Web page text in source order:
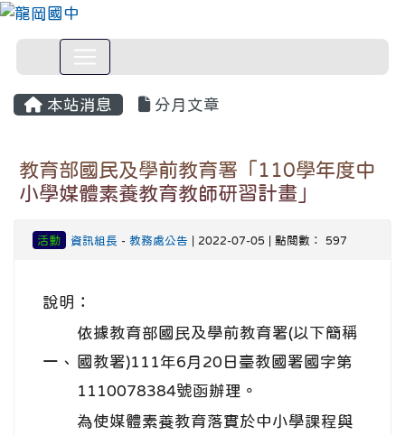
本站消息 分月文章
教育部國民及學前教育署「110學年度中
小學媒體素養教育教師研習計畫」
活動 資訊組長 - 教務處公告 | 2022-07-05 | 點閱數： 597
說明：
一、
依據教育部國民及學前教育署(以下簡稱
國教署)111年6月20日臺教國署國字第
1110078384號函辦理。
為使媒體素養教育落實於中小學課程與